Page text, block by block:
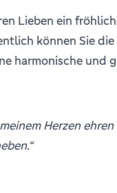
Lieben ein
können Sie
harmonische und
Herzen